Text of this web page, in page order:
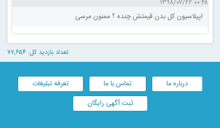
۰۰:۴۸ ۱۳۹۸/۰۷/۲۲
اپیلاسیون کل بدن قیمتش چنده ؟ ممنون مرسی
تعداد بازدید کل: ۷۷,۶۵۴
درباره ما تماس با ما
تعرفه تبلیغات
ثبت آگهی رایگان